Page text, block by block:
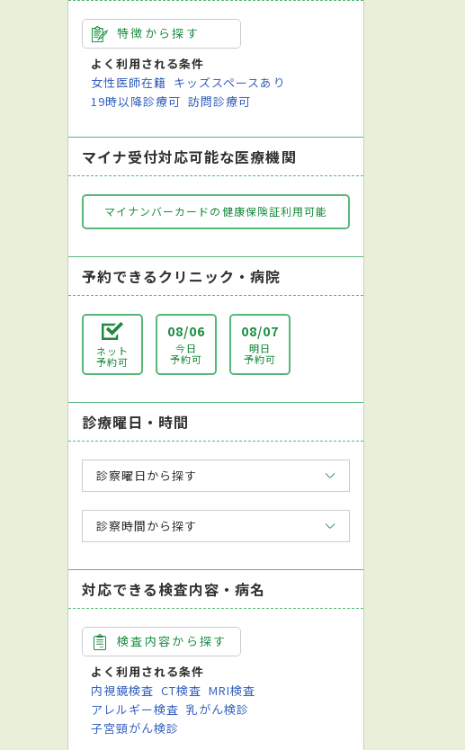
特徴から探す
よく利用される条件
女性医師在籍 キッズスペースあり
19時以降診療可 訪問診療可
マイナ受付対応可能な医療機関
マイナンバーカードの健康保険証利用可能
予約できるクリニック・病院
ネット
予約可
08/06
今日
予約可
08/07
明日
予約可
診療曜日・時間
診察曜日から探す
診察時間から探す
対応できる検査内容・病名
検査内容から探す
よく利用される条件
内視鏡検査 CT検査 MRI検査
アレルギー検査 乳がん検診
子宮頸がん検診